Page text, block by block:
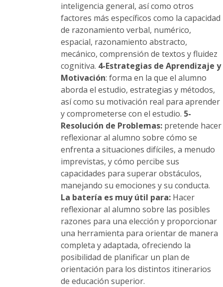
inteligencia general, así como otros
factores más específicos como la capacidad
de razonamiento verbal, numérico,
espacial, razonamiento abstracto,
mecánico, comprensión de textos y fluidez
cognitiva. 4-Estrategias de Aprendizaje y
Motivación: forma en la que el alumno
aborda el estudio, estrategias y métodos,
así como su motivación real para aprender
y comprometerse con el estudio. 5-
Resolución de Problemas:pretende hacer
reflexionar al alumno sobre cómo se
enfrenta a situaciones difíciles, a menudo
imprevistas, y cómo percibe sus
capacidades para superar obstáculos,
manejando su emociones y su conducta.
La batería es muy útil para:Hacer
reflexionar al alumno sobre las posibles
razones para una elección y proporcionar
una herramienta para orientar de manera
completa y adaptada, ofreciendo la
posibilidad de planificar un plan de
orientación para los distintos itinerarios
de educación superior.